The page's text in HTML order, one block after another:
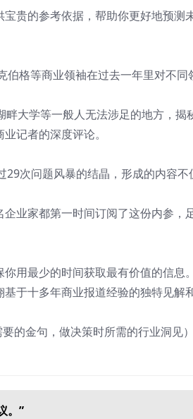
贵的参考依据，帮助你更好地预测
伯格等商业领袖在过去一年里对不同
大学等一般人无法涉足的地方，揭
记者的深度评论。
29次问题风暴的结晶，形成的内容不
企业家都第一时间订阅了这份内参，
用最少的时间获取最有价值的信息。
基于十多年商业报道经验的独特见解
的金句，做决策时所需的行业洞见
。”